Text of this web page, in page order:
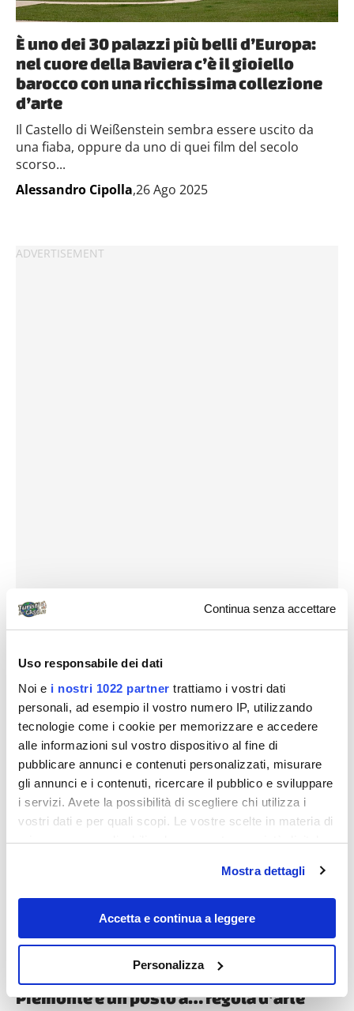
Continua senza accettare
Uso responsabile dei dati
Noi e i nostri 1022 partner trattiamo i vostri dati
personali, ad esempio il vostro numero IP, utilizzando
tecnologie come i cookie per memorizzare e accedere
alle informazioni sul vostro dispositivo al fine di
pubblicare annunci e contenuti personalizzati, misurare
gli annunci e i contenuti, ricercare il pubblico e sviluppare
i servizi. Avete la possibilità di scegliere chi utilizza i
vostri dati e per quali scopi. Le vostre scelte in materia di
privacy sono applicabili solo su questa proprietà digitale
modificare o revocare il proprio consenso in qualsiasi
momento dalla Dichiarazione sui cookie o facendo clic
sull'icona di attivazione della privacy.
raccogliere informazioni sulla tua posizione
geografica, con un'approssimazione di qualche
Mostra dettagli
Accetta e continua a leggere
Personalizza
È uno dei 30 palazzi più belli d’Europa:
nel cuore della Baviera c’è il gioiello
barocco con una ricchissima collezione
d’arte
Il Castello di Weißenstein sembra essere uscito da
una fiaba, oppure da uno di quei film del secolo
scorso...
Alessandro Cipolla,26 Ago 2025
Destinazioni
Una bellezza intagliata nel legno e nella
Piemonte è un posto a… regola d’arte